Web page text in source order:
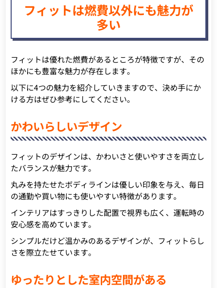
フィットは燃費以外にも魅力が
多い
フィットは優れた燃費があるところが特徴ですが、その
ほかにも豊富な魅力が存在します。
以下に4つの魅力を紹介していきますので、決め手にか
ける方はぜひ参考にしてください。
かわいらしいデザイン
フィットのデザインは、かわいさと使いやすさを両立し
たバランスが魅力です。
丸みを持たせたボディラインは優しい印象を与え、毎日
の通勤や買い物にも使いやすい特徴があります。
インテリアはすっきりした配置で視界も広く、運転時の
安心感を高めています。
シンプルだけど温かみのあるデザインが、フィットらし
さを際立たせています。
ゆったりとした室内空間がある